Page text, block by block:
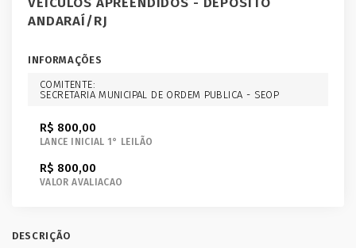
ANDARAÍ/RJ
INFORMAÇÕES
COMITENTE:
SECRETARIA MUNICIPAL DE ORDEM PUBLICA - SEOP
R$ 800,00
LANCE INICIAL 1° LEILÃO
R$ 800,00
VALOR AVALIACAO
DESCRIÇÃO